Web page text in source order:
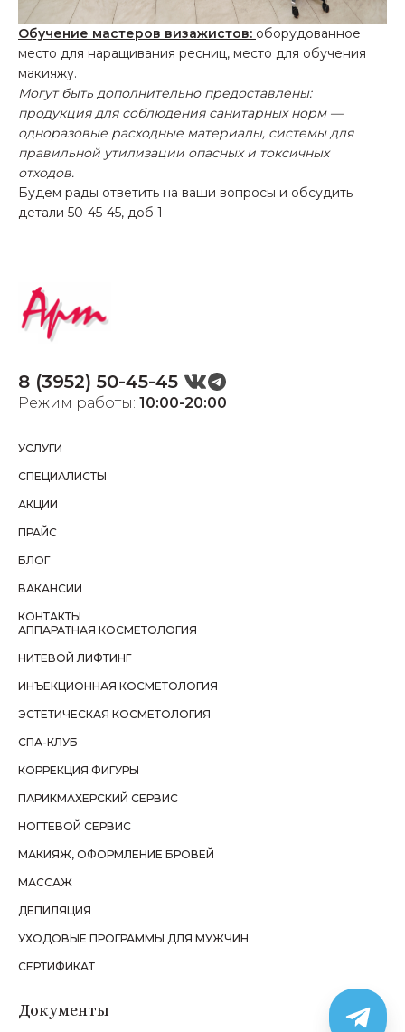
Обучение мастеров визажистов: оборудованное
место для наращивания ресниц, место для обучения
макияжу.
Могут быть дополнительно предоставлены:
продукция для соблюдения санитарных норм —
одноразовые расходные материалы, системы для
правильной утилизации опасных и токсичных
отходов.
Будем рады ответить на ваши вопросы и обсудить
детали 50-45-45, доб 1
Режим работы: 10:00-20:00
8 (3952) 50-45-45
УСЛУГИ
СПЕЦИАЛИСТЫ
АКЦИИ
ПРАЙС
БЛОГ
ВАКАНСИИ
КОНТАКТЫ
АППАРАТНАЯ КОСМЕТОЛОГИЯ
НИТЕВОЙ ЛИФТИНГ
ИНЪЕКЦИОННАЯ КОСМЕТОЛОГИЯ
ЭСТЕТИЧЕСКАЯ КОСМЕТОЛОГИЯ
СПА-КЛУБ
КОРРЕКЦИЯ ФИГУРЫ
ПАРИКМАХЕРСКИЙ СЕРВИС
НОГТЕВОЙ СЕРВИС
МАКИЯЖ, ОФОРМЛЕНИЕ БРОВЕЙ
МАССАЖ
ДЕПИЛЯЦИЯ
УХОДОВЫЕ ПРОГРАММЫ ДЛЯ МУЖЧИН
СЕРТИФИКАТ
Документы